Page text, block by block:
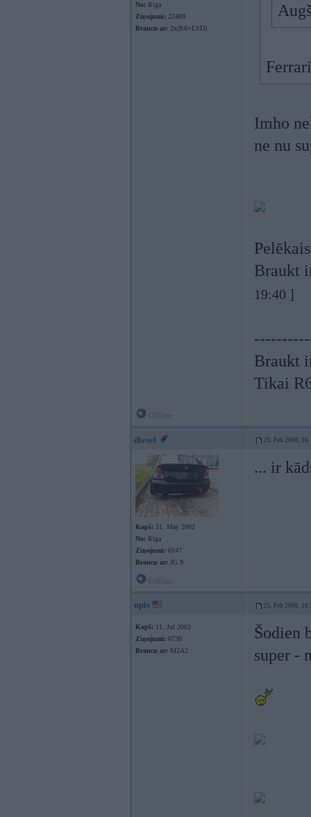
No: Rīga
Ziņojumi: 22409
Braucu ar: 2x(R6+LSD)
Imho
ne nu
Braukt
19:40 ]
Braukt
Tikai
diesel 25. Feb 2006,
Kopš: 31. May 2002
No: Rīga
Ziņojumi: 6147
Braucu ar: JG 9
... ir
upis 25. Feb 2006,
Kopš: 11. Jul 2002
Ziņojumi: 6730
Braucu ar: M2A2
Šodien
super -